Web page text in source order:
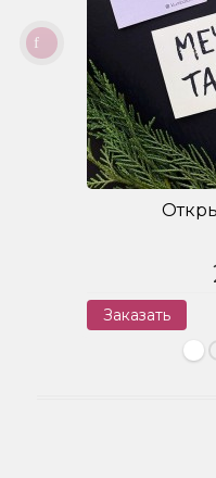
Заказать